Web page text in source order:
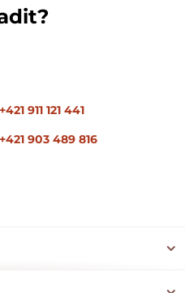
+421 911 121 441
+421 903 489 816